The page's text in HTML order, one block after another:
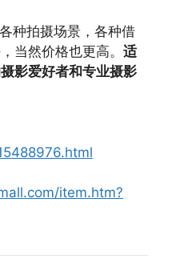
种拍摄场景，各种借
当然价格也更高。 适
影爱好者和专业摄影
item.htm?